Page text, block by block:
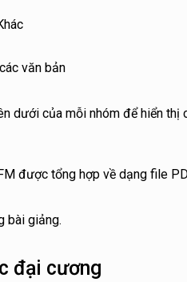
văn bản
dưới của mỗi nhóm để hiển thị
được tổng hợp về dạng file
bài giảng.
đại cương